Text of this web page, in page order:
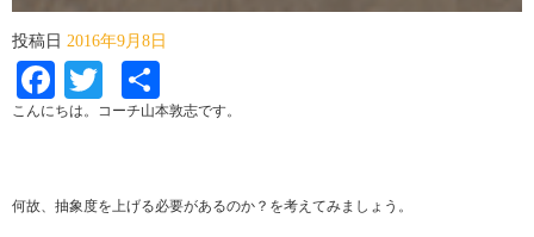
投稿日 2016年9月8日
Facebook
Twitter
有
こんにちは。コーチ山本敦志です。
何故、抽象度を上げる必要があるのか？を考えてみましょう。